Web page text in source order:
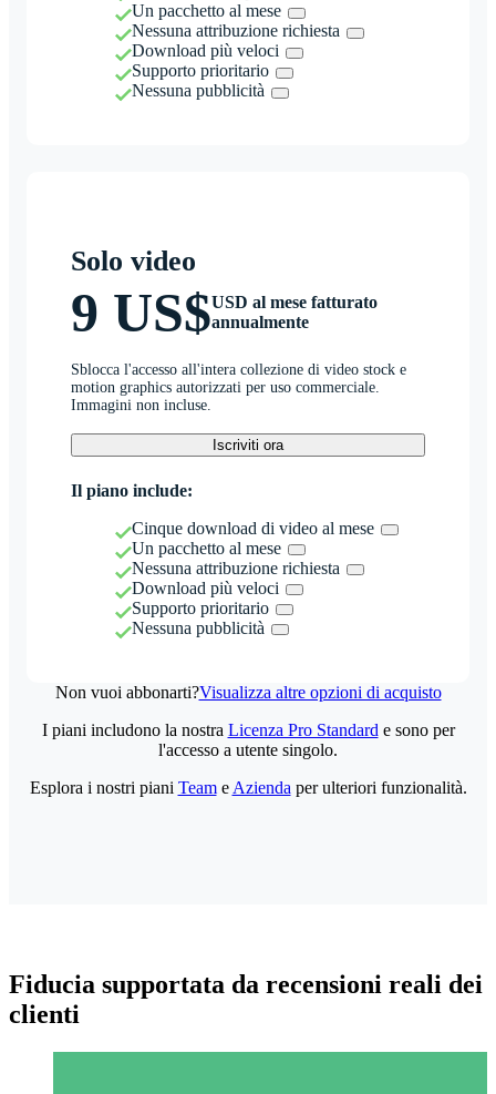
Un pacchetto al mese
Nessuna attribuzione richiesta
Download più veloci
Supporto prioritario
Nessuna pubblicità
Solo video
9 US$USD al mese fatturato
annualmente
Sblocca l'accesso all'intera collezione di video stock e
motion graphics autorizzati per uso commerciale.
Immagini non incluse.
Iscriviti ora
Il piano include:
Cinque download di video al mese
Un pacchetto al mese
Nessuna attribuzione richiesta
Download più veloci
Supporto prioritario
Nessuna pubblicità
Non vuoi abbonarti?Visualizza altre opzioni di acquisto
I piani includono la nostra Licenza Pro Standard e sono per
l'accesso a utente singolo.
Esplora i nostri piani Teame Azienda per ulteriori funzionalità.
Fiducia supportata da recensioni reali dei
clienti